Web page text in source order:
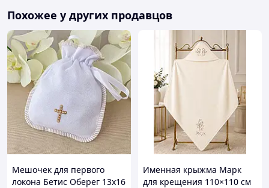
Похожее у других продавцов
Мешочек для первого
локона Бетис Оберег 13х16
Именная крыжма Марк
для крещения 110×110 см